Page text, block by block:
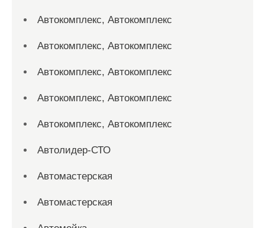
Автокомплекс, Автокомплекс
Автокомплекс, Автокомплекс
Автокомплекс, Автокомплекс
Автокомплекс, Автокомплекс
Автокомплекс, Автокомплекс
Автолидер-СТО
Автомастерская
Автомастерская